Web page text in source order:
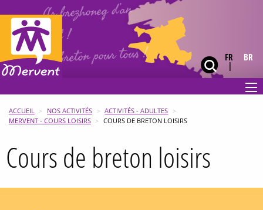
Ar brezhoneg d’an
holl !
Le breton pour tous ! FR BR
ACCUEIL NOS ACTIVITÉS
ACTIVITÉS - ADULTES
MERVENT - COURS LOISIRS
COURS DE BRETON LOISIRS
Cours de breton loisirs